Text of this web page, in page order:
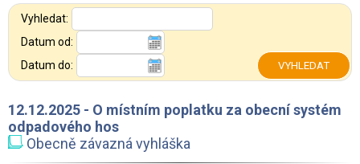
Vyhledat:
Datum od:
Datum do:
12.12.2025 - O místním poplatku za obecní systém
odpadového hos
Obecně závazná vyhláška